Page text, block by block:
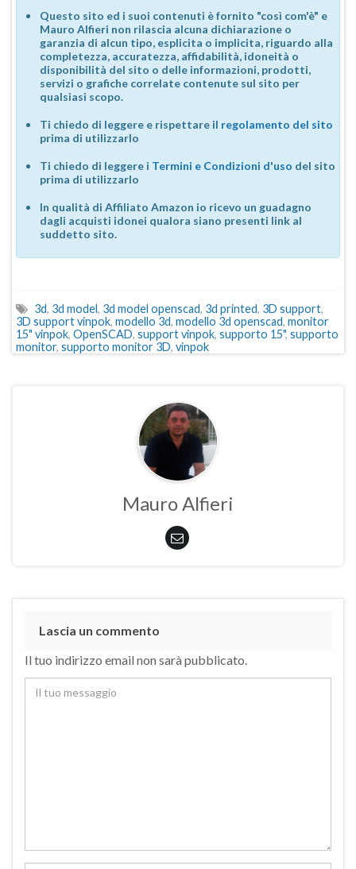
Questo sito ed i suoi contenuti è fornito "così com'è" e
Mauro Alfieri non rilascia alcuna dichiarazione o
garanzia di alcun tipo, esplicita o implicita, riguardo alla
completezza, accuratezza, affidabilità, idoneità o
disponibilità del sito o delle informazioni, prodotti,
servizi o grafiche correlate contenute sul sito per
qualsiasi scopo.
Ti chiedo di leggere e rispettare il regolamento del sito
prima di utilizzarlo
Ti chiedo di leggere i Termini e Condizioni d'uso del sito
prima di utilizzarlo
In qualità di Affiliato Amazon io ricevo un guadagno
dagli acquisti idonei qualora siano presenti link al
suddetto sito.
3d, 3d model, 3d model openscad, 3d printed, 3D support,
3D support vinpok, modello 3d, modello 3d openscad, monitor
15" vinpok, OpenSCAD, support vinpok, supporto 15", supporto
monitor, supporto monitor 3D, vinpok
Mauro Alfieri
Lascia un commento
Il tuo indirizzo email non sarà pubblicato.